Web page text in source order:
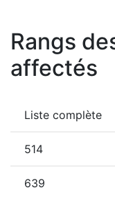
Rangs
affectés
Liste complète
514
639